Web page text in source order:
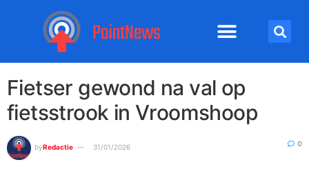
Fietser gewond na val op
fietsstrook in Vroomshoop
byRedactie 31/01/2026 0